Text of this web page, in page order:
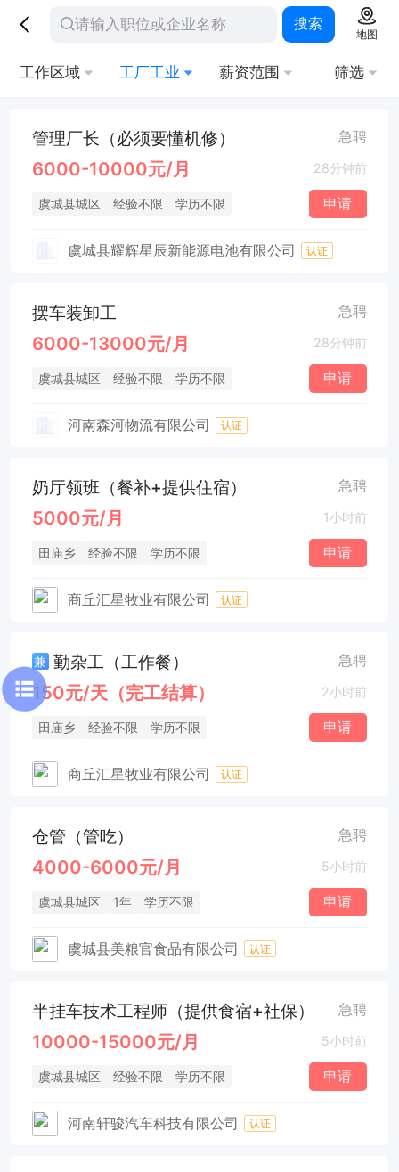
搜索
地图
工作区域 工厂工业 薪资范围 筛选
管理厂长（必须要懂机修） 急聘
6000-10000元/月 28分钟前
虞城县城区 经验不限 学历不限 申请
虞城县耀辉星辰新能源电池有限公司 认证
摆车装卸工 急聘
6000-13000元/月 28分钟前
虞城县城区 经验不限 学历不限 申请
河南森河物流有限公司 认证
奶厅领班（餐补+提供住宿） 急聘
5000元/月 1小时前
田庙乡 经验不限 学历不限 申请
商丘汇星牧业有限公司 认证
兼 勤杂工（工作餐） 急聘
150元/天（完工结算） 2小时前
田庙乡 经验不限 学历不限 申请
商丘汇星牧业有限公司 认证
仓管（管吃） 急聘
4000-6000元/月 5小时前
虞城县城区 1年 学历不限 申请
虞城县美粮官食品有限公司 认证
半挂车技术工程师（提供食宿+社保） 急聘
10000-15000元/月 5小时前
虞城县城区 经验不限 学历不限 申请
河南轩骏汽车科技有限公司 认证